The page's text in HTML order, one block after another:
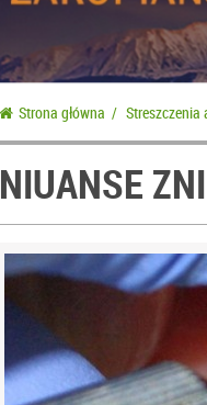
Strona główna / Streszczenia
NIUANSE